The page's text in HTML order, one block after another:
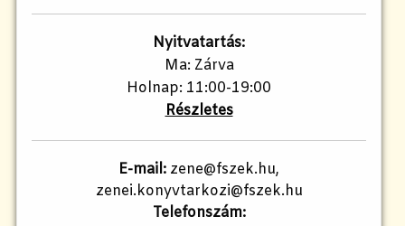
Nyitvatartás:
Ma: Zárva
Holnap: 11:00-19:00
Részletes
E-mail: zene@fszek.hu,
zenei.konyvtarkozi@fszek.hu
Telefonszám: